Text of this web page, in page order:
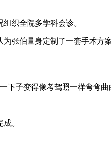
织全院多学科会诊。
张伯量身定制了一套手术方
下子变得像考驾照一样弯弯曲
。